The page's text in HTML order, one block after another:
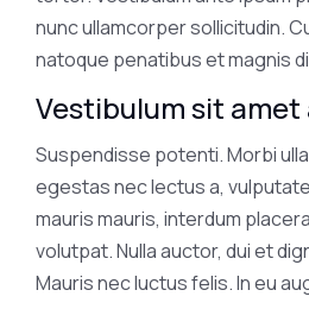
nunc ullamcorper sollicitudin.
natoque penatibus et magnis
Vestibulum sit
Suspendisse potenti. Morbi
egestas nec lectus a,
mauris mauris, interdum
volutpat. Nulla auctor, dui et
Mauris nec luctus felis. In eu